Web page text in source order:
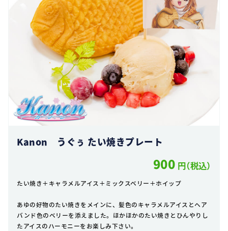
Kanon うぐぅ たい焼きプレート
900 円（税込）
たい焼き＋キャラメルアイス＋ミックスベリー＋ホイップ
あゆの好物のたい焼きをメインに、髪色のキャラメルアイスとヘア
バンド色のベリーを添えました。ほかほかのたい焼きとひんやりし
たアイスのハーモニーをお楽しみ下さい。